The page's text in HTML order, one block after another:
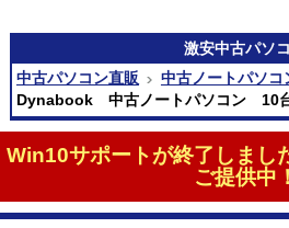
激安中古パソ
中古パソコン直販
中古ノートパソコ
Dynabook 中古ノートパソコン 10
Win10サポートが終了しまし
ご提供中！